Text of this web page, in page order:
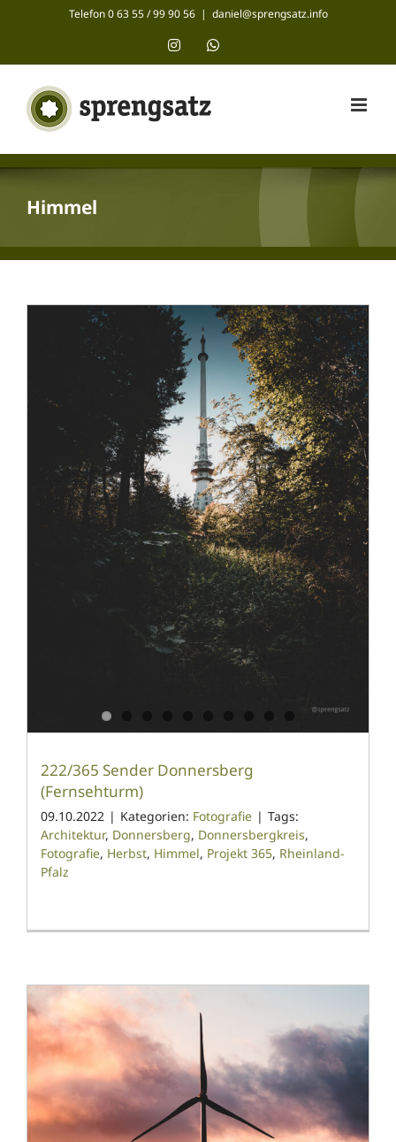
Telefon 0 63 55 / 99 90 56 | daniel@sprengsatz.info
InstagramWhatsApp
Himmel
222/365 Sender Donnersberg
(Fernsehturm)
09.10.2022 | Kategorien: Fotografie | Tags:
Architektur, Donnersberg, Donnersbergkreis,
Fotografie, Herbst, Himmel, Projekt 365, Rheinland-
Pfalz